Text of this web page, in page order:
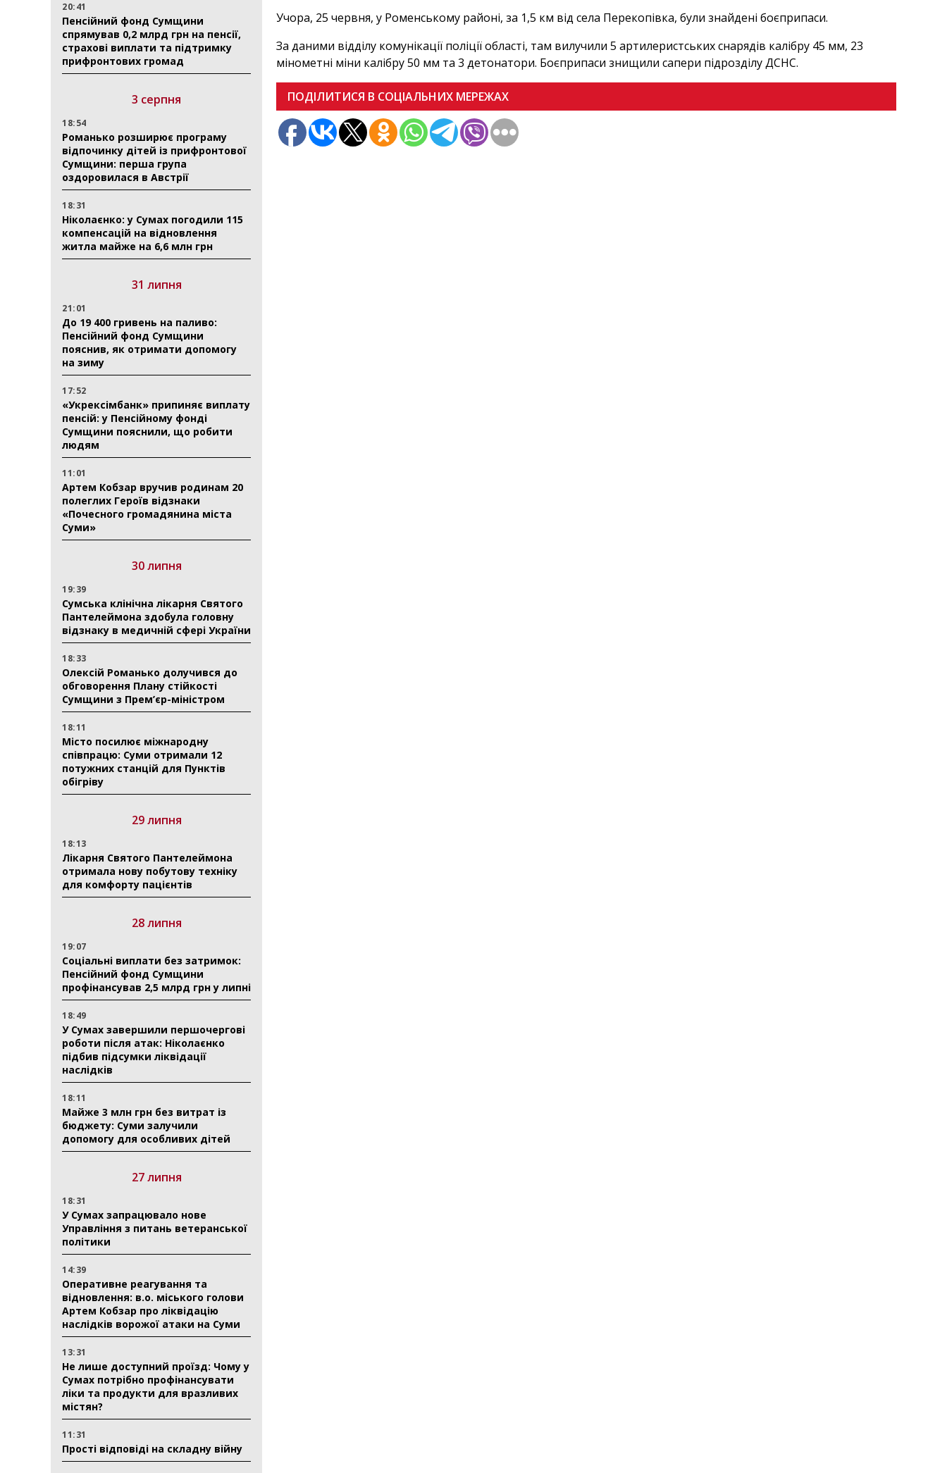
20:41
Пенсійний фонд Сумщини
спрямував 0,2 млрд грн на пенсії,
страхові виплати та підтримку
прифронтових громад
3 серпня
18:54
Романько розширює програму
відпочинку дітей із прифронтової
Сумщини: перша група
оздоровилася в Австрії
18:31
Ніколаєнко: у Сумах погодили 115
компенсацій на відновлення
житла майже на 6,6 млн грн
31 липня
21:01
До 19 400 гривень на паливо:
Пенсійний фонд Сумщини
пояснив, як отримати допомогу
на зиму
17:52
«Укрексімбанк» припиняє виплату
пенсій: у Пенсійному фонді
Сумщини пояснили, що робити
людям
11:01
Артем Кобзар вручив родинам 20
полеглих Героїв відзнаки
«Почесного громадянина міста
Суми»
30 липня
19:39
Сумська клінічна лікарня Святого
Пантелеймона здобула головну
відзнаку в медичній сфері України
18:33
Олексій Романько долучився до
обговорення Плану стійкості
Сумщини з Прем’єр-міністром
18:11
Місто посилює міжнародну
співпрацю: Суми отримали 12
потужних станцій для Пунктів
обігріву
29 липня
18:13
Лікарня Святого Пантелеймона
отримала нову побутову техніку
для комфорту пацієнтів
28 липня
19:07
Соціальні виплати без затримок:
Пенсійний фонд Сумщини
профінансував 2,5 млрд грн у липні
18:49
У Сумах завершили першочергові
роботи після атак: Ніколаєнко
підбив підсумки ліквідації
наслідків
18:11
Майже 3 млн грн без витрат із
бюджету: Суми залучили
допомогу для особливих дітей
27 липня
18:31
У Сумах запрацювало нове
Управління з питань ветеранської
політики
14:39
Оперативне реагування та
відновлення: в.о. міського голови
Артем Кобзар про ліквідацію
наслідків ворожої атаки на Суми
13:31
Не лише доступний проїзд: Чому у
Сумах потрібно профінансувати
ліки та продукти для вразливих
містян?
11:31
Прості відповіді на складну війну
Учора, 25 червня, у Роменському районі, за 1,5 км від села Перекопівка, були знайдені боєприпаси.
За даними відділу комунікації поліції області, там вилучили 5 артилеристських снарядів калібру 45 мм, 23
мінометні міни калібру 50 мм та 3 детонатори. Боєприпаси знищили сапери підрозділу ДСНС.
ПОДІЛИТИСЯ В СОЦІАЛЬНИХ МЕРЕЖАХ